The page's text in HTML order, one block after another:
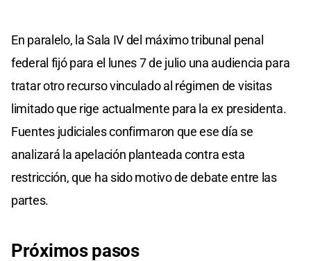
En paralelo, la Sala IV del máximo tribunal penal
federal fijó para el lunes 7 de julio una audiencia para
tratar otro recurso vinculado al régimen de visitas
limitado que rige actualmente para la ex presidenta.
Fuentes judiciales confirmaron que ese día se
analizará la apelación planteada contra esta
restricción, que ha sido motivo de debate entre las
partes.
Próximos pasos